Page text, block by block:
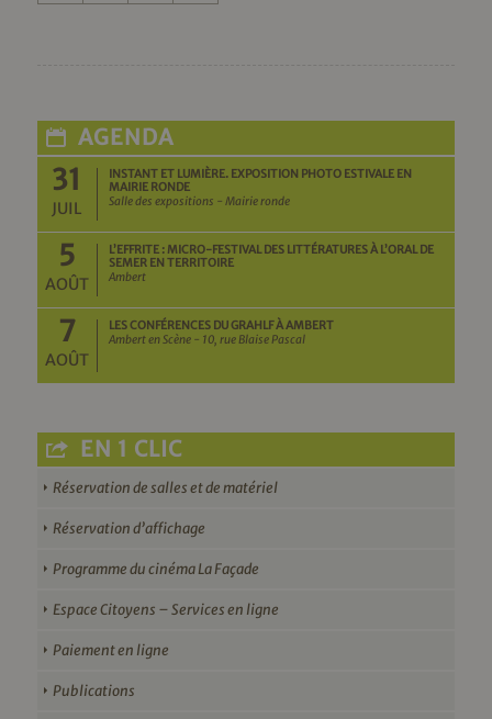
AGENDA
31
JUIL
INSTANT ET LUMIÈRE. EXPOSITION PHOTO ESTIVALE EN
MAIRIE RONDE
Salle des expositions - Mairie ronde
5
AOÛT
L’EFFRITE : MICRO-FESTIVAL DES LITTÉRATURES À L’ORAL DE
SEMER EN TERRITOIRE
Ambert
7
AOÛT
LES CONFÉRENCES DU GRAHLF À AMBERT
Ambert en Scène - 10, rue Blaise Pascal
EN 1 CLIC
Réservation de salles et de matériel
Réservation d’affichage
Programme du cinéma La Façade
Espace Citoyens – Services en ligne
Paiement en ligne
Publications